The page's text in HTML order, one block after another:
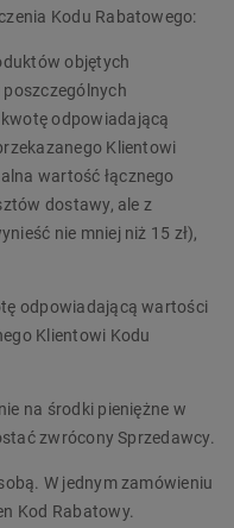
Kodu Rabatowego:
objętych
odpowiadającą
Klientowi
wartość łącznego
dostawy, ale z
nie mniej niż 15 zł),
odpowiadającą wartości
Klientowi Kodu
na środki pieniężne w
zwrócony Sprzedawcy.
W jednym zamówieniu
Kod Rabatowy.